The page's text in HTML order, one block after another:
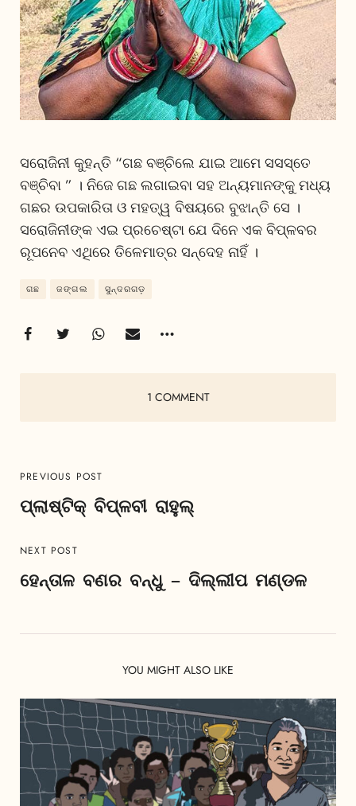
ସରୋଜିନୀ କୁହନ୍ତି “ଗଛ ବଞ୍ଚିଲେ ଯାଇ ଆମେ ସସସ୍ତେ
ବଞ୍ଚିବା ” । ନିଜେ ଗଛ ଲଗାଇବା ସହ ଅନ୍ୟମାନଙ୍କୁ ମଧ୍ୟ
ଗଛର ଉପକାରିତା ଓ ମହତ୍ୱ ବିଷୟରେ ବୁଝାନ୍ତି ସେ ।
ସରୋଜିନୀଙ୍କ ଏଇ ପ୍ରଚେଷ୍ଟା ଯେ ଦିନେ ଏକ ବିପ୍ଳବର
ରୂପନେବ ଏଥିରେ ତିଳେମାତ୍ର ସନ୍ଦେହ ନାହିଁ ।
ଗଛ ଜଙ୍ଗଲ ସୁନ୍ଦରଗଡ଼
1 COMMENT
PREVIOUS POST
ପ୍ଲାଷ୍ଟିକ୍ ବିପ୍ଳବୀ ରାହୁଲ୍
NEXT POST
ହେନ୍ତାଳ ବଣର ବନ୍ଧୁ – ଦିଲ୍ଲୀପ ମଣ୍ଡଳ
YOU MIGHT ALSO LIKE